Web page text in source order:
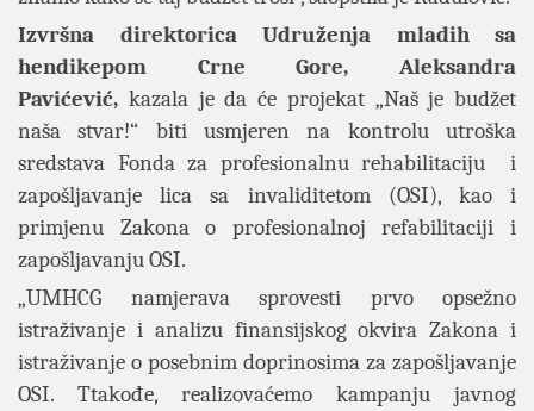
Izvršna direktorica Udruženja mladih sa
hendikepom Crne Gore, Aleksandra
Pavićević, kazala je da će projekat „Naš je budžet
naša stvar!“ biti usmjeren na kontrolu utroška
sredstava Fonda za profesionalnu rehabilitaciju i
zapošljavanje lica sa invaliditetom (OSI), kao i
primjenu Zakona o profesionalnoj refabilitaciji i
zapošljavanju OSI.
„UMHCG namjerava sprovesti prvo opsežno
istraživanje i analizu finansijskog okvira Zakona i
istraživanje o posebnim doprinosima za zapošljavanje
OSI. Ttakođe, realizovaćemo kampanju javnog